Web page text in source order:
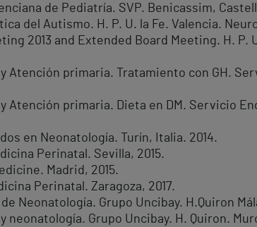
de Pediatría. SVP. Benicassim,
del Autismo. H. P. U. la Fe. Valencia.
2013 and Extended Board Meeting. H. P.
Atención primaria. Tratamiento con GH.
Atención primaria. Dieta en DM. Servicio
en Neonatología. Turín, Italia. 2014.
Perinatal. Sevilla, 2015.
Madrid, 2015.
Perinatal. Zaragoza, 2017.
Neonatología. Grupo Uncibay. H.Quiron
Grupo Uncibay. H. Quiron.